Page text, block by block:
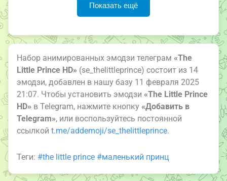
Показать ещё
Набор анимированных эмодзи телеграм «The
Little Prince HD» (se_thelittleprince) состоит из 14
эмодзи, добавлен в нашу базу 11 февраля 2025
21:07. Чтобы установить эмодзи «The Little Prince
HD» в Telegram, нажмите кнопку «Добавить в
Telegram», или воспользуйтесь постоянной
ссылкой t.me/addemoji/se_thelittleprince.
Теги: #the little prince #маленький принц